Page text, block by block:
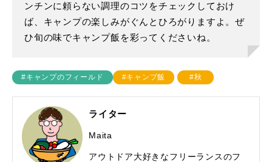
ンチンに頼らない調理のコツをチェックしておけ
ば、キャンプの楽しみがぐんとひろがりますよ。ぜ
ひ旬の味でキャンプ飯を彩ってくださいね。
#キャンプのフィールド #キャンプ飯 #秋
ライター
Maita
アウトドア大好きなフリーランスのフ